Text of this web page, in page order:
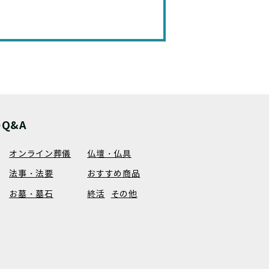
オンライン葬儀
仏壇・仏具
法事・法要
おすすめ商品
お墓・墓石
終活 その他